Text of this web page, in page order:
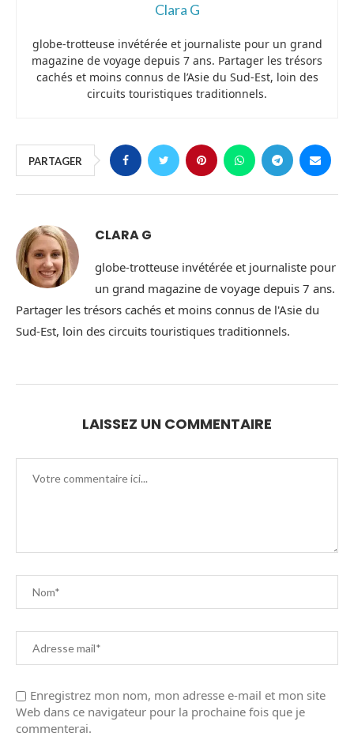
Clara G
globe-trotteuse invétérée et journaliste pour un grand
magazine de voyage depuis 7 ans. Partager les trésors
cachés et moins connus de l’Asie du Sud-Est, loin des
circuits touristiques traditionnels.
PARTAGER
CLARA G
globe-trotteuse invétérée et journaliste pour
un grand magazine de voyage depuis 7 ans.
Partager les trésors cachés et moins connus de l'Asie du
Sud-Est, loin des circuits touristiques traditionnels.
LAISSEZ UN COMMENTAIRE
Enregistrez mon nom, mon adresse e-mail et mon site
Web dans ce navigateur pour la prochaine fois que je
commenterai.